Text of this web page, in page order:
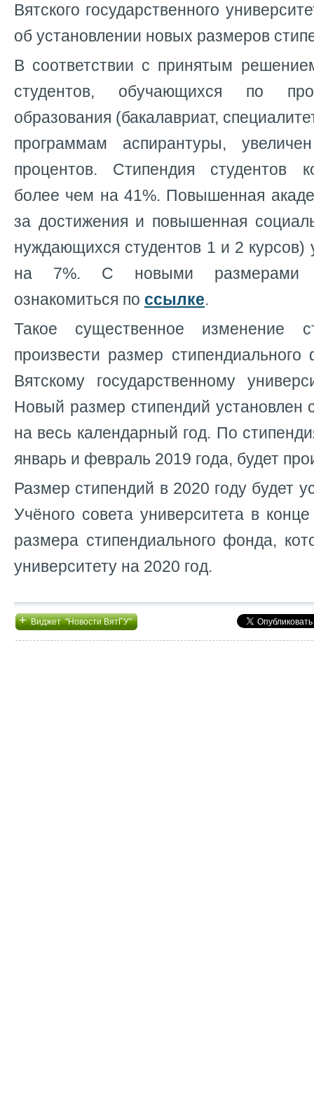
Вятского государственного
об установлении новых размеров
В соответствии с принятым
студентов, обучающихся по
образования (бакалавриат,
программам аспирантуры,
процентов. Стипендия студентов
более чем на 41%. Повышенная
за достижения и повышенная
нуждающихся студентов 1 и 2 курсов)
на 7%. С новыми размерами
ознакомиться по ссылке.
Такое существенное изменение
произвести размер
Вятскому государственному
Новый размер стипендий установлен
на весь календарный год. По
январь и февраль 2019 года, будет
Размер стипендий в 2020 году будет
Учёного совета университета в
размера стипендиального фонда,
университету на 2020 год.
+Виджет "Новости ВятГУ"